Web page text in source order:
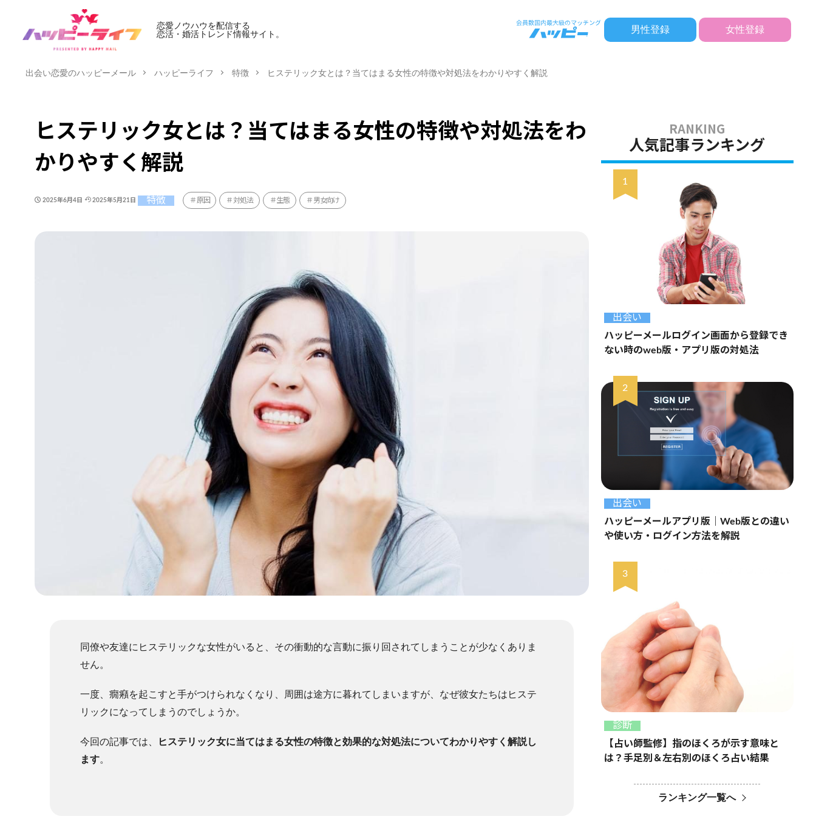
恋愛ノウハウを配信する
恋活・婚活トレンド情報サイト。
男性登録 女性登録
出会い恋愛のハッピーメール ハッピーライフ 特徴 ヒステリック女とは？当てはまる女性の特徴や対処法をわかりやすく解説
ヒステリック女とは？当てはまる女性の特徴や対処法をわ
かりやすく解説
2025年6月4日 2025年5月21日 特徴 原因 対処法 生態 男女向け
同僚や友達にヒステリックな女性がいると、その衝動的な言動に振り回されてしまうことが少なくありま
せん。
一度、癇癪を起こすと手がつけられなくなり、周囲は途方に暮れてしまいますが、なぜ彼女たちはヒステ
リックになってしまうのでしょうか。
今回の記事では、
ヒステリック女に当てはまる女性の特徴と効果的な対処法についてわかりやすく解説し
ます。
人気記事ランキング
出会い
ハッピーメールログイン画面から登録でき
ない時のweb版・アプリ版の対処法
出会い
ハッピーメールアプリ版｜Web版との違い
や使い方・ログイン方法を解説
診断
【占い師監修】指のほくろが示す意味と
は？手足別＆左右別のほくろ占い結果
ランキング一覧へ